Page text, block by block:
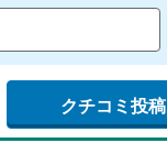
クチコミ投稿